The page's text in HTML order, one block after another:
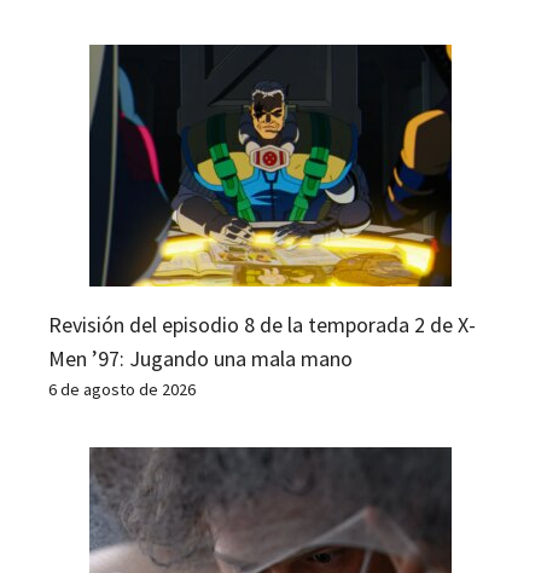
Revisión del episodio 8 de la temporada 2 de X-
Men ’97: Jugando una mala mano
6 de agosto de 2026